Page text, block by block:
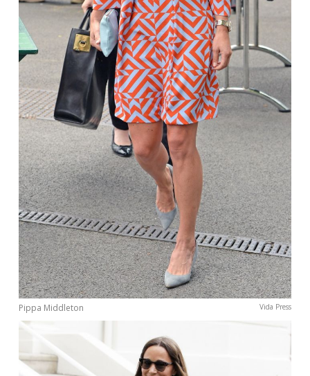
Pippa Middleton Vida Press